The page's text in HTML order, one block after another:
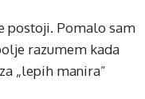
postoji. Pomalo sam
razumem kada
„lepih manira”